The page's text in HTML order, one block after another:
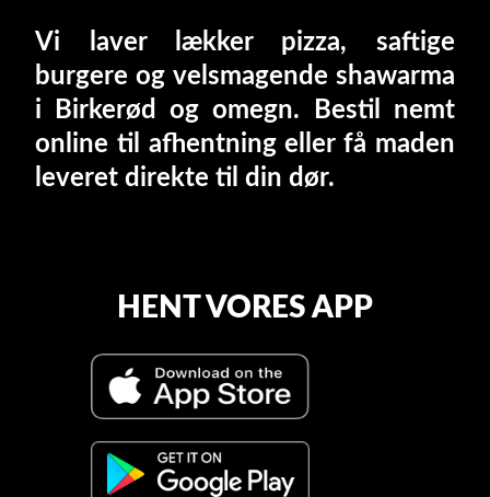
Vi laver lækker pizza, saftige
burgere og velsmagende shawarma
i Birkerød og omegn. Bestil nemt
online til afhentning eller få maden
leveret direkte til din dør.
HENT VORES APP